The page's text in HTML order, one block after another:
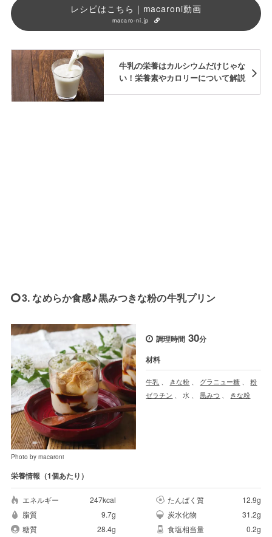
レシピはこちら｜macaroni動画
macaro-ni.jp
牛乳の栄養はカルシウムだけじゃな
い！栄養素やカロリーについて解説
3. なめらか食感♪黒みつきな粉の牛乳プリン
Photo by macaroni
調理時間 30分
材料
牛乳 きな粉 グラニュー糖 、粉
ゼラチン
、水 、黒みつ きな粉
栄養情報（1個あたり）
エネルギー 247kcal たんぱく質
12.9g
脂質
9.7g 炭水化物
31.2g
糖質
28.4g 食塩相当量 0.2g